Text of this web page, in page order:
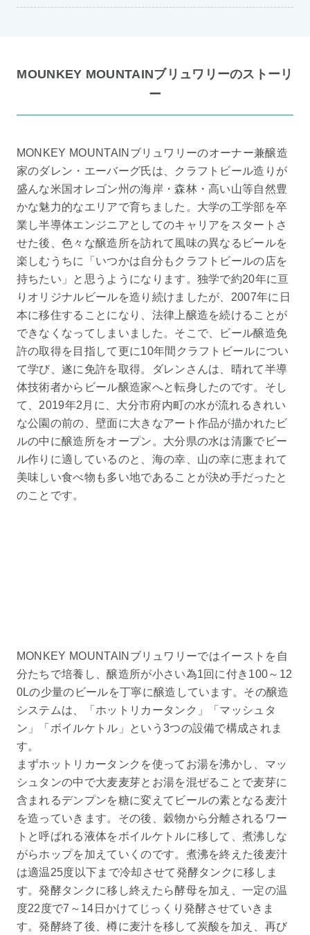
MOUNKEY MOUNTAINブリュワリーのストーリ
ー
MONKEY MOUNTAINブリュワリーのオーナー兼醸造
家のダレン・エーバーグ氏は、クラフトビール造りが
盛んな米国オレゴン州の海岸・森林・高い山等自然豊
かな魅力的なエリアで育ちました。大学の工学部を卒
業し半導体エンジニアとしてのキャリアをスタートさ
せた後、色々な醸造所を訪れて風味の異なるビールを
楽しむうちに「いつかは自分もクラフトビールの店を
持ちたい」と思うようになります。独学で約20年に亘
りオリジナルビールを造り続けましたが、2007年に日
本に移住することになり、法律上醸造を続けることが
できなくなってしまいました。そこで、ビール醸造免
許の取得を目指して更に10年間クラフトビールについ
て学び、遂に免許を取得。ダレンさんは、晴れて半導
体技術者からビール醸造家へと転身したのです。そし
て、2019年2月に、大分市府内町の水が流れるきれい
な公園の前の、壁面に大きなアート作品が描かれたビ
ルの中に醸造所をオープン。大分県の水は清廉でビー
ル作りに適しているのと、海の幸、山の幸に恵まれて
美味しい食べ物も多い地であることが決め手だったと
のことです。
MONKEY MOUNTAINブリュワリーではイーストを自
分たちで培養し、醸造所が小さい為1回に付き100～12
0Lの少量のビールを丁寧に醸造しています。その醸造
システムは、「ホットリカータンク」「マッシュタ
ン」「ボイルケトル」という3つの設備で構成されま
す。
まずホットリカータンクを使ってお湯を沸かし、マッ
シュタンの中で大麦麦芽とお湯を混ぜることで麦芽に
含まれるデンプンを糖に変えてビールの素となる麦汁
を造っていきます。その後、穀物から分離されるワー
トと呼ばれる液体をボイルケトルに移して、煮沸しな
がらホップを加えていくのです。煮沸を終えた後麦汁
は適温25度以下まで冷却させて発酵タンクに移しま
す。発酵タンクに移し終えたら酵母を加え、一定の温
度22度で7～14日かけてじっくり発酵させていきま
す。発酵終了後、樽に麦汁を移して炭酸を加え、再び